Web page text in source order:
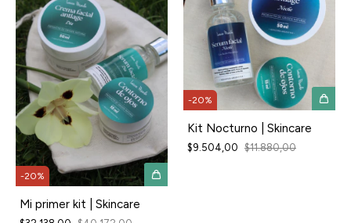
-20%
Mi primer kit | Skincare
-20%
Kit Nocturno | Skincare
$9.504,00 $11.880,00